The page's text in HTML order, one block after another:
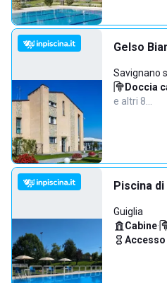
Gelso
Savignano
Doccia
e altri 8…
Piscina di
Guiglia
Cabine·